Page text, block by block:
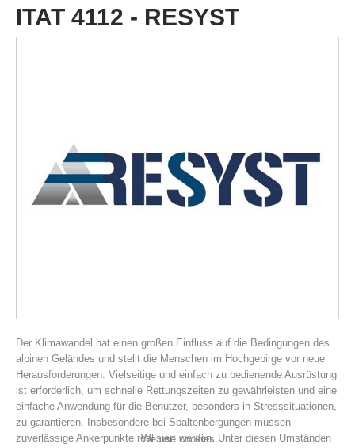
ITAT 4112 - RESYST
Der Klimawandel hat einen großen Einfluss auf die Bedingungen des
alpinen Geländes und stellt die Menschen im Hochgebirge vor neue
Herausforderungen. Vielseitige und einfach zu bedienende Ausrüstung
ist erforderlich, um schnelle Rettungszeiten zu gewährleisten und eine
einfache Anwendung für die Benutzer, besonders in Stresssituationen,
zu garantieren. Insbesondere bei Spaltenbergungen müssen
zuverlässige Ankerpunkte realisiert werden. Unter diesen Umständen
We use cookies